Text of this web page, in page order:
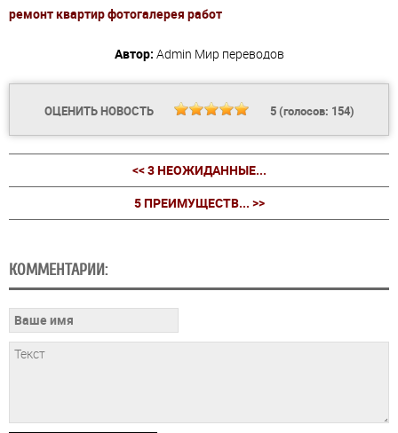
ремонт квартир фотогалерея работ
Автор: Admin Мир переводов
ОЦЕНИТЬ НОВОСТЬ 5(голосов: 154)
<< 3 НЕОЖИДАННЫЕ...
5 ПРЕИМУЩЕСТВ... >>
КОММЕНТАРИИ: